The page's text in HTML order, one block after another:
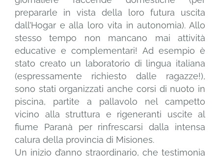
prepararle in vista della loro futura uscita
dall’Hogar e alla loro vita in autonomia). Allo
stesso tempo non mancano mai attività
educative e complementari! Ad esempio è
stato creato un laboratorio di lingua italiana
(espressamente richiesto dalle ragazze!),
sono stati organizzati anche corsi di nuoto in
piscina, partite a pallavolo nel campetto
vicino alla struttura e rigeneranti uscite al
fiume Paranà per rinfrescarsi dalla intensa
calura della provincia di Misiones.
Un inizio d’anno straordinario, che testimonia